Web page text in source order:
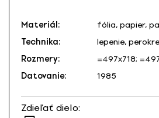
Materiál:
fólia, papier,
Technika:
lepenie,
Rozmery:
=497x718;
Datovanie:
1985
Zdieľať dielo: